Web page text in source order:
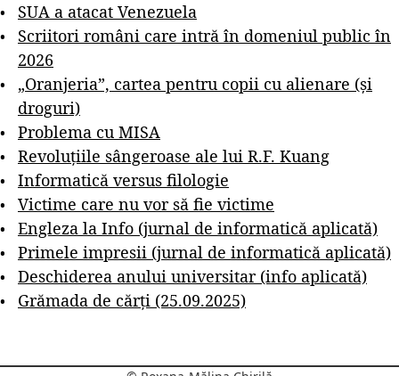
SUA a atacat Venezuela
Scriitori români care intră în domeniul public în
2026
„Oranjeria”, cartea pentru copii cu alienare (și
droguri)
Problema cu MISA
Revoluțiile sângeroase ale lui R.F. Kuang
Informatică versus filologie
Victime care nu vor să fie victime
Engleza la Info (jurnal de informatică aplicată)
Primele impresii (jurnal de informatică aplicată)
Deschiderea anului universitar (info aplicată)
Grămada de cărți (25.09.2025)